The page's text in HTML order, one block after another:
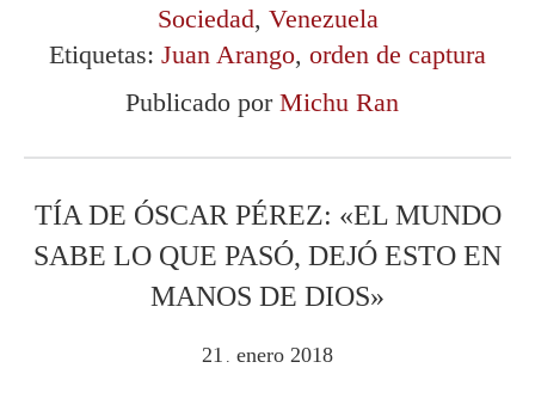
Sociedad, Venezuela
Etiquetas: Juan Arango, orden de captura
Publicado por Michu Ran
TÍA DE ÓSCAR PÉREZ: «EL MUNDO
SABE LO QUE PASÓ, DEJÓ ESTO EN
MANOS DE DIOS»
21 . enero 2018